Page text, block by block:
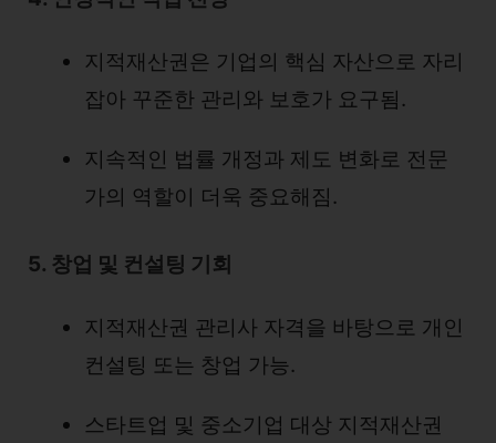
지적재산권은 기업의 핵심 자산으로 자리
잡아 꾸준한 관리와 보호가 요구됨.
지속적인 법률 개정과 제도 변화로 전문
가의 역할이 더욱 중요해짐.
5. 창업 및 컨설팅 기회
지적재산권 관리사 자격을 바탕으로 개인
컨설팅 또는 창업 가능.
스타트업 및 중소기업 대상 지적재산권